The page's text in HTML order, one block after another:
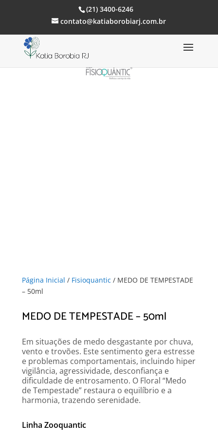
(21) 3400-6246
contato@katiaborobiarj.com.br
Página Inicial / Fisioquantic / MEDO DE TEMPESTADE
– 50ml
MEDO DE TEMPESTADE – 50ml
Em situações de medo desgastante por chuva,
vento e trovões. Este sentimento gera estresse
e problemas comportamentais, incluindo hiper
vigilância, agressividade, desconfiança e
dificuldade de entrosamento. O Floral “Medo
de Tempestade” restaura o equilíbrio e a
harmonia, trazendo serenidade.
Linha Zooquantic